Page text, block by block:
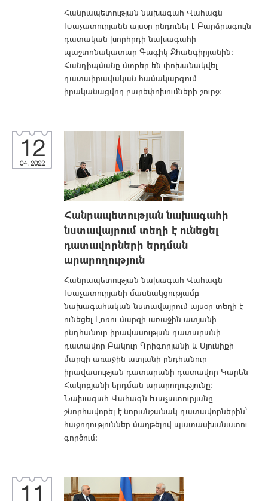
Հանրապետության նախագահ Վահագն
Խաչատուրյանն այսօր ընդունել է Բարձրագույն
դատական խորհրդի նախագահի
պաշտոնակատար Գագիկ Ջհանգիրյանին:
Հանդիպմանը մտքեր են փոխանակվել
դատաիրավական համակարգում
իրականացվող բարեփոխումների շուրջ:
12
04, 2022
Հանրապետության նախագահի
նստավայրում տեղի է ունեցել
դատավորների երդման
արարողություն
Հանրապետության նախագահ Վահագն
Խաչատուրյանի մասնակցությամբ
նախագահական նստավայրում այսօր տեղի է
ունեցել Լոռու մարզի առաջին ատյանի
ընդհանուր իրավասության դատարանի
դատավոր Բակուր Գրիգորյանի և Սյունիքի
մարզի առաջին ատյանի ընդհանուր
իրավասության դատարանի դատավոր Կարեն
Հակոբյանի երդման արարողությունը:
Նախագահ Վահագն Խաչատուրյանը
շնորհավորել է նորանշանակ դատավորներին՝
հաջողություններ մաղթելով պատասխանատու
գործում:
11